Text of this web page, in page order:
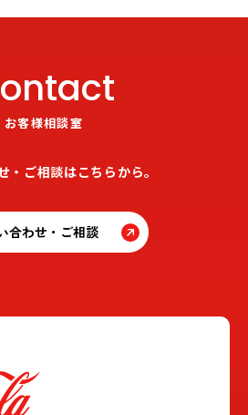
お客様相談室
・ご相談はこちらから。
合わせ・ご相談